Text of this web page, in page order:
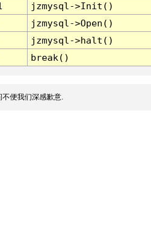
jzmysql->Init()
jzmysql->Open()
jzmysql->halt()
break()
便我们深感歉意.